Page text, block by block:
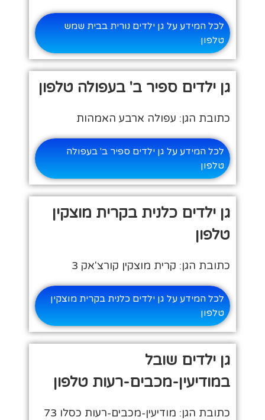
לכל המידע על גן ילדים נורית בבית שמש
טלפון
גן ילדים ספיר ב' בעפולה טלפון
כתובת הגן: עפולה ארבע האמהות
לכל המידע על גן ילדים ספיר ב' בעפולה
טלפון
גן ילדים כלנית בקרית מוצקין
טלפון
כתובת הגן: קרית מוצקין קורצ'אק 3
לכל המידע על גן ילדים כלנית בקרית מוצקין
טלפון
גן ילדים שובל
במודיעין-מכבים-רעות טלפון
כתובת הגן: מודיעין-מכבים-רעות כסלו 73